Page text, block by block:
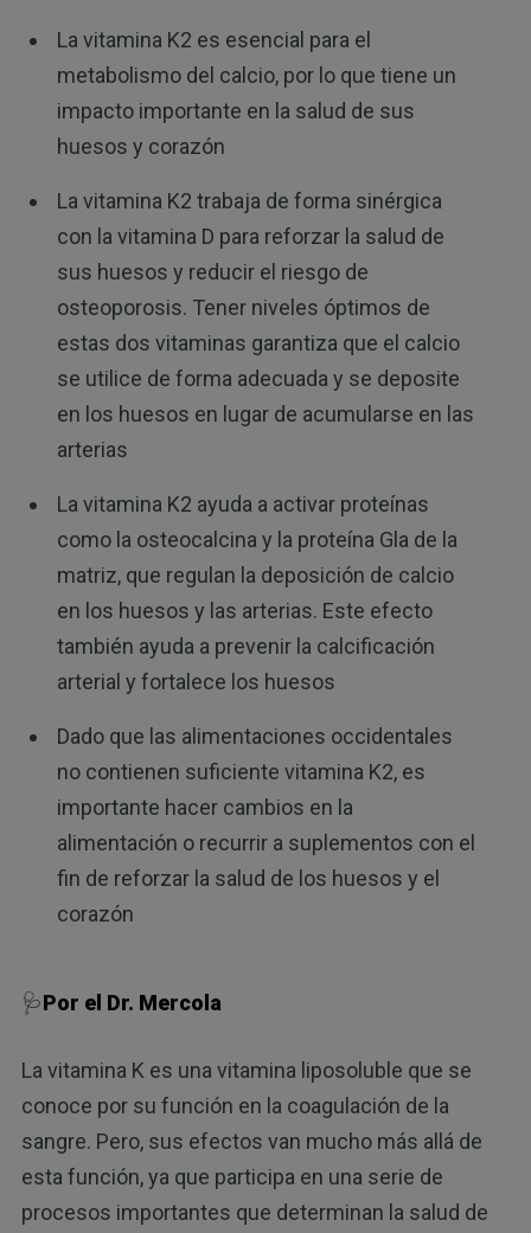
La vitamina K2 es esencial para el
metabolismo del calcio, por lo que tiene un
impacto importante en la salud de sus
huesos y corazón
La vitamina K2 trabaja de forma sinérgica
con la vitamina D para reforzar la salud de
sus huesos y reducir el riesgo de
osteoporosis. Tener niveles óptimos de
estas dos vitaminas garantiza que el calcio
se utilice de forma adecuada y se deposite
en los huesos en lugar de acumularse en las
arterias
La vitamina K2 ayuda a activar proteínas
como la osteocalcina y la proteína Gla de la
matriz, que regulan la deposición de calcio
en los huesos y las arterias. Este efecto
también ayuda a prevenir la calcificación
arterial y fortalece los huesos
Dado que las alimentaciones occidentales
no contienen suficiente vitamina K2, es
importante hacer cambios en la
alimentación o recurrir a suplementos con el
fin de reforzar la salud de los huesos y el
corazón
🩺Por el Dr. Mercola
La vitamina K es una vitamina liposoluble que se
conoce por su función en la coagulación de la
sangre. Pero, sus efectos van mucho más allá de
esta función, ya que participa en una serie de
procesos importantes que determinan la salud de